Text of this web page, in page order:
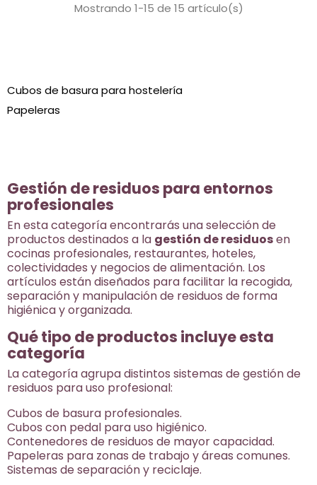
Cubos de basura para hostelería
Papeleras
Mostrando 1-15 de 15 artículo(s)
Gestión de residuos para entornos
profesionales
En esta categoría encontrarás una selección de
productos destinados a la gestión de residuosen
cocinas profesionales, restaurantes, hoteles,
colectividades y negocios de alimentación. Los
artículos están diseñados para facilitar la recogida,
separación y manipulación de residuos de forma
higiénica y organizada.
Qué tipo de productos incluye esta
categoría
La categoría agrupa distintos sistemas de gestión de
residuos para uso profesional:
Cubos de basura profesionales.
Cubos con pedal para uso higiénico.
Contenedores de residuos de mayor capacidad.
Papeleras para zonas de trabajo y áreas comunes.
Sistemas de separación y reciclaje.